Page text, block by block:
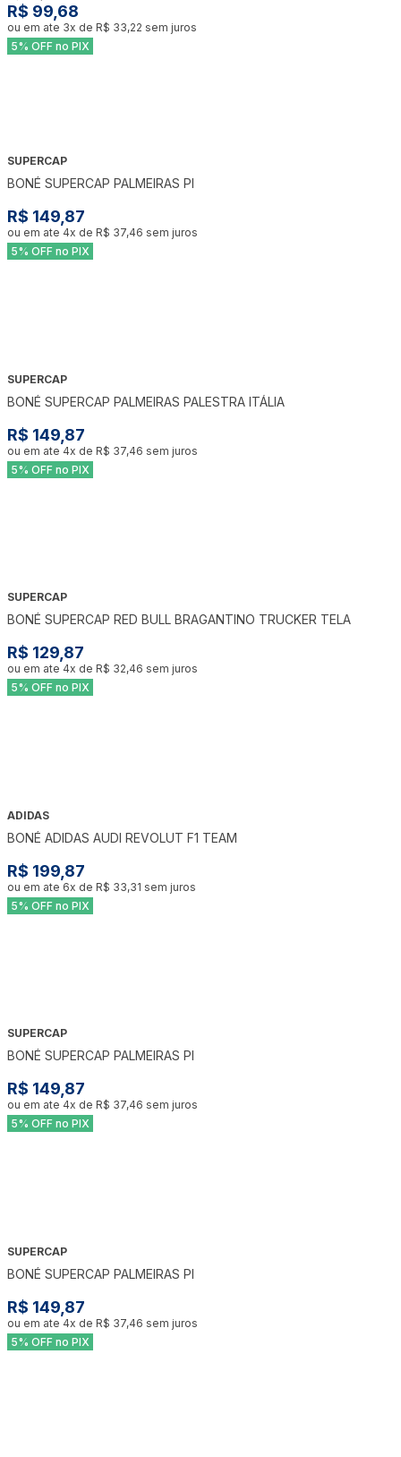
R$ 99,68
ou em ate 3x de R$ 33,22 sem juros
5% OFF no PIX
SUPERCAP
BONÉ SUPERCAP PALMEIRAS PI
R$ 149,87
ou em ate 4x de R$ 37,46 sem juros
5% OFF no PIX
SUPERCAP
BONÉ SUPERCAP PALMEIRAS PALESTRA ITÁLIA
R$ 149,87
ou em ate 4x de R$ 37,46 sem juros
5% OFF no PIX
SUPERCAP
BONÉ SUPERCAP RED BULL BRAGANTINO TRUCKER TELA
R$ 129,87
ou em ate 4x de R$ 32,46 sem juros
5% OFF no PIX
ADIDAS
BONÉ ADIDAS AUDI REVOLUT F1 TEAM
R$ 199,87
ou em ate 6x de R$ 33,31 sem juros
5% OFF no PIX
SUPERCAP
BONÉ SUPERCAP PALMEIRAS PI
R$ 149,87
ou em ate 4x de R$ 37,46 sem juros
5% OFF no PIX
SUPERCAP
BONÉ SUPERCAP PALMEIRAS PI
R$ 149,87
ou em ate 4x de R$ 37,46 sem juros
5% OFF no PIX